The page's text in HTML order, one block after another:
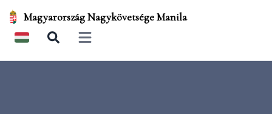
Magyarország Nagykövetsége Manila
Open main menu